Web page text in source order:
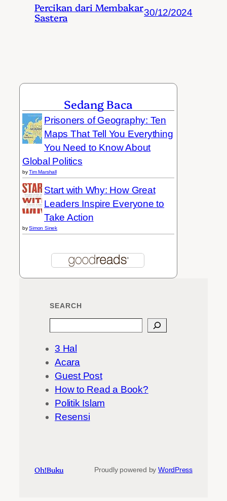
Percikan dari Membakar
Sastera 30/12/2024
Sedang Baca
Prisoners of Geography: Ten
Maps That Tell You Everything
You Need to Know About
Global Politics
byTim Marshall
Start with Why: How Great
Leaders Inspire Everyone to
Take Action
bySimon Sinek
SEARCH
3 Hal
Acara
Guest Post
How to Read a Book?
Politik Islam
Resensi
Oh!Buku Proudly powered by WordPress